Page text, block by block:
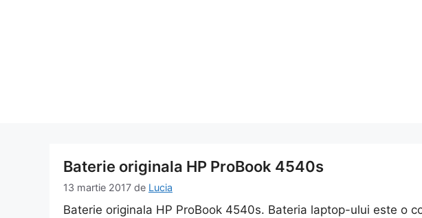
Baterie originala HP ProBook 4540s
13 martie 2017 de Lucia
Baterie originala HP ProBook 4540s. Bateria laptop-ului este o